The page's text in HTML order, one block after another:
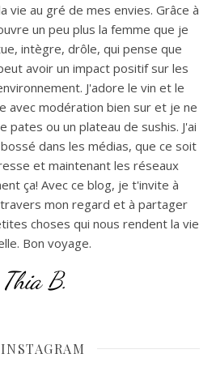
vie au gré de mes envies. Grâce à
un peu plus la femme que je
intègre, drôle, qui pense que
avoir un impact positif sur les
J'adore le vin et le
avec modération bien sur et je ne
pates ou un plateau de sushis. J'ai
dans les médias, que ce soit
et maintenant les réseaux
ça! Avec ce blog, je t'invite à
mon regard et à partager
choses qui nous rendent la vie
Bon voyage.
Thia B.
INSTAGRAM